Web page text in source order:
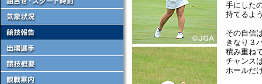
手にした
持てるよ
その自信
きなり３
積み重ね
チャンス
ホールだ